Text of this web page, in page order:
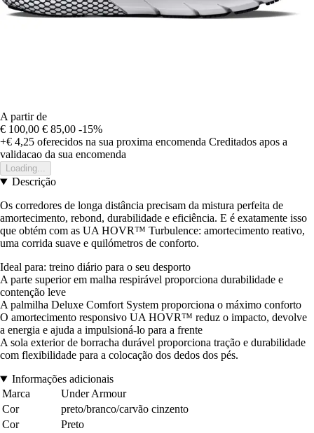
A partir de
€ 100,00 € 85,00 -15%
+€ 4,25 oferecidos na sua proxima encomenda Creditados apos a
validacao da sua encomenda
Loading...
Descrição
Os corredores de longa distância precisam da mistura perfeita de
amortecimento, rebond, durabilidade e eficiência. E é exatamente isso
que obtém com as UA HOVR™ Turbulence: amortecimento reativo,
uma corrida suave e quilómetros de conforto.
Ideal para: treino diário para o seu desporto
A parte superior em malha respirável proporciona durabilidade e
contenção leve
A palmilha Deluxe Comfort System proporciona o máximo conforto
O amortecimento responsivo UA HOVR™ reduz o impacto, devolve
a energia e ajuda a impulsioná-lo para a frente
A sola exterior de borracha durável proporciona tração e durabilidade
com flexibilidade para a colocação dos dedos dos pés.
Informações adicionais
Marca
Under Armour
Cor
preto/branco/carvão cinzento
Cor
Preto